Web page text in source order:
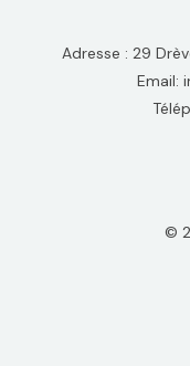
Adresse : 29
Email:
©